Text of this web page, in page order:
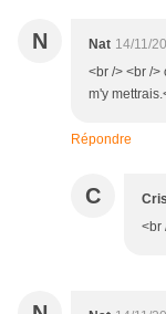
N Nat 14/11/
<br /> <br />
m'y
Répondre
C
<br